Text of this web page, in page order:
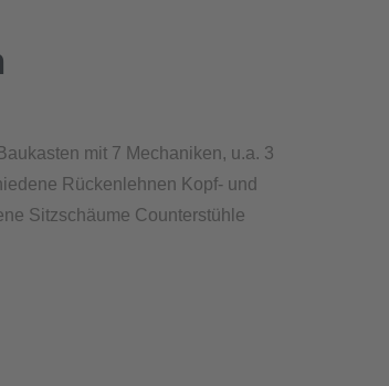
mit 7 Mechaniken, u.a. 3
Rückenlehnen Kopf- und
Sitzschäume Counterstühle